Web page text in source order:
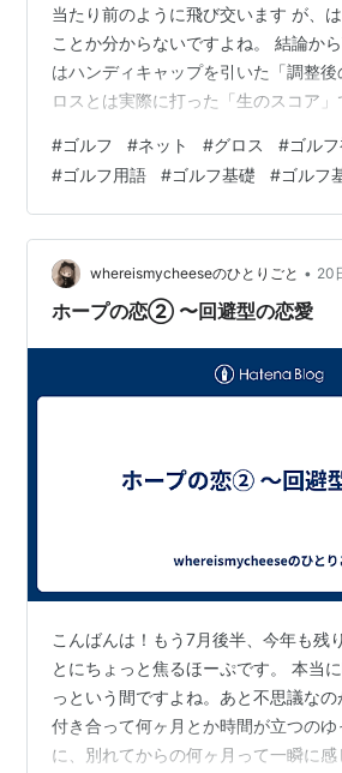
当たり前のように飛び交います が、
ことか分からないですよね。 結論か
はハンディキャップを引いた「調整
ロスとは実際に打った「生のスコア」
す。 この記事では、ネットとグロスの
ャップの仕組み、ダブルペリア方式
で、中学生でもわかる言葉でじっく
す。 ゴルフネットとは何？基本概念
ルフにおけるネットスコアの定義 グロ
と関係性 ネットとグロスのスコア逆
#ゴルフ #ネット #グロス #ゴル
#ゴルフ用語 #ゴルフ基礎 #ゴルフ
whereismycheeseのひとりごと • 20
ホープの恋② 〜回避型の恋愛
こんばんは！もう7月後半、今年も残
とにちょっと焦るほーぷです。 本当
っという間ですよね。あと不思議な
付き合って何ヶ月とか時間が立つの
に、別れてからの何ヶ月って一瞬に感